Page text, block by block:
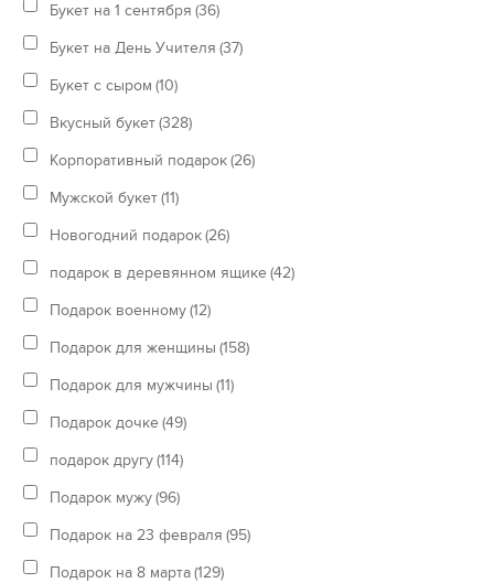
Букет на 1 сентября (36)
Букет на День Учителя (37)
Букет с сыром (10)
Вкусный букет(328)
Корпоративный подарок(26)
Мужской букет(11)
Новогодний подарок(26)
подарок в деревянном ящике(42)
Подарок военному(12)
Подарок для женщины (158)
Подарок для мужчины (11)
Подарок дочке(49)
подарок другу(114)
Подарок мужу(96)
Подарок на 23 февраля (95)
Подарок на 8 марта(129)